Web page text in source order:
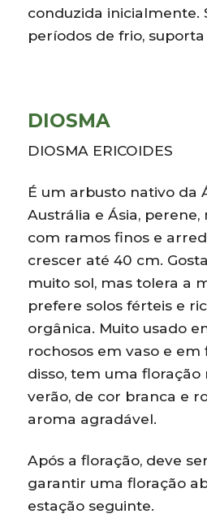
conduzida inicialmente.
períodos de frio,
DIOSMA
DIOSMA ERICOIDES
É um arbusto nativo da
Austrália e Ásia,
com ramos finos e
crescer até 40 cm.
muito sol, mas tolera a
prefere solos férteis e
orgânica. Muito usado
rochosos em vaso e em
disso, tem uma
verão, de cor branca e
aroma agradável.
Após a floração, deve
garantir uma floração
estação seguinte.